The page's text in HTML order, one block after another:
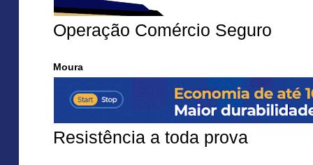
Operação Comércio Seguro
Moura
Resistência a toda prova